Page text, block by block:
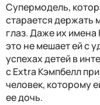
Супермодель,
старается
глаз. Даже их
это не мешает ей с
успехах детей в
с Extra Кэмпбелл
человек, которому
ее дочь.